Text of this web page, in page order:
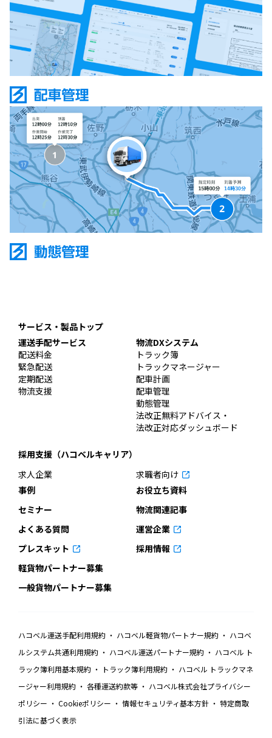
サービス・製品トップ
運送手配サービス
配送料金
緊急配送
定期配送
物流支援
物流DXシステム
トラック簿
トラックマネージャー
配車計画
配車管理
動態管理
法改正無料アドバイス・
法改正対応ダッシュボード
採用支援（ハコベルキャリア）
求人企業
求職者向け
事例
お役立ち資料
セミナー
物流関連記事
よくある質問
運営企業
プレスキット
採用情報
軽貨物パートナー募集
一般貨物パートナー募集
ハコベル運送手配利用規約 ハコベル軽貨物パートナー規約
ハコベ
ルシステム共通利用規約
ハコベル運送パートナー規約
ハコベル ト
ラック簿利用基本規約
トラック簿利用規約
ハコベル トラックマネ
ージャー利用規約
各種運送約款等
ハコベル株式会社プライバシー
ポリシー
Cookieポリシー 情報セキュリティ基本方針
特定商取
引法に基づく表示